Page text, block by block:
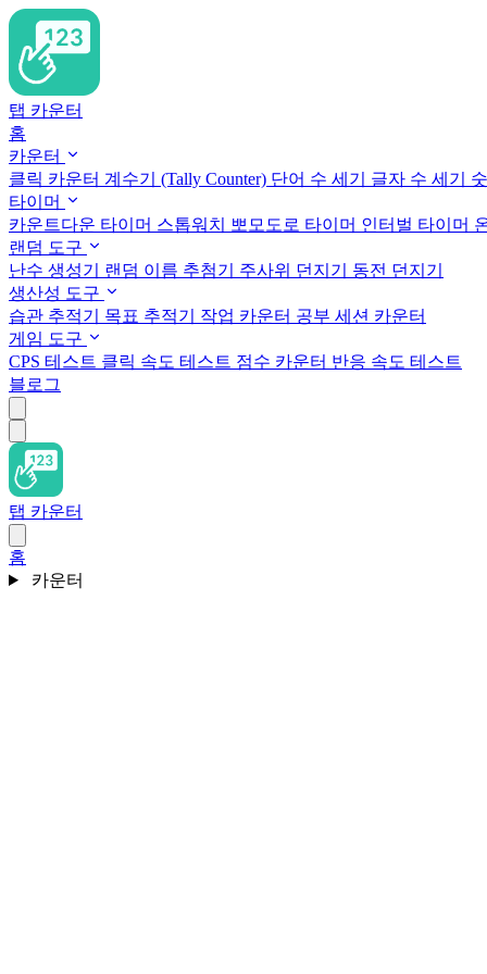
탭 카운터
홈
카운터
클릭 카운터 계수기 (Tally Counter) 단어 수 세기 글자 수 세기
타이머
카운트다운 타이머 스톱워치 뽀모도로 타이머 인터벌 타이머
랜덤 도구
난수 생성기 랜덤 이름 추첨기 주사위 던지기 동전 던지기
생산성 도구
습관 추적기 목표 추적기 작업 카운터 공부 세션 카운터
게임 도구
CPS 테스트 클릭 속도 테스트 점수 카운터 반응 속도 테스트
블로그
탭 카운터
홈
카운터